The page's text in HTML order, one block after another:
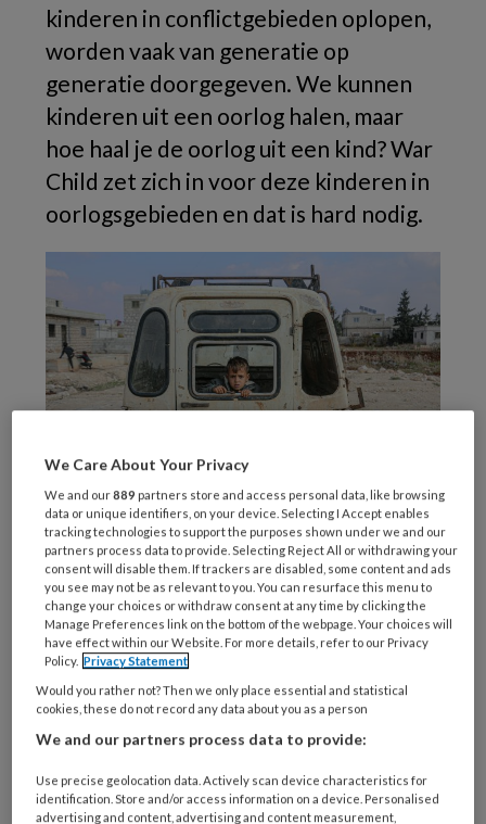
kinderen in conflictgebieden oplopen,
worden vaak van generatie op
generatie doorgegeven. We kunnen
kinderen uit een oorlog halen, maar
hoe haal je de oorlog uit een kind? War
Child zet zich in voor deze kinderen in
oorlogsgebieden en dat is hard nodig.
Foto door Ahmed Akacha
Journalist en programmamaker Hanneke
Groenteman gaatin een korte reeks
afleveringenin gesprek met ouders en hun
kinderen over de vraag of oorlogstrauma’s van
generatie op generatie worden doorgegeven.
Ze spreekt met Boudewijn de Groot en zijn
dochter Caya, Debby Petter en haar dochter
Sterre en met de Afghaanse activiste Kamela
Hamidy en haar dochter Morvarid. Het drieluik
We Care About Your Privacy
We and our889 partners store and access personal data, like browsing
data or unique identifiers, on your device. Selecting I Accept enables
tracking technologies to support the purposes shown under we and our
partners process data to provide. Selecting Reject All or withdrawing your
consent will disable them. If trackers are disabled, some content and ads
you see may not be as relevant to you. You can resurface this menu to
change your choices or withdraw consent at any time by clicking the
Manage Preferences link on the bottom of the webpage. Your choices will
have effect within our Website. For more details, refer to our Privacy
Policy. Privacy Statement
Would you rather not? Then we only place essential and statistical
cookies, these do not record any data about you as a person
We and our partners process data to provide:
Use precise geolocation data. Actively scan device characteristics for
identification. Store and/or access information on a device. Personalised
advertising and content, advertising and content measurement,